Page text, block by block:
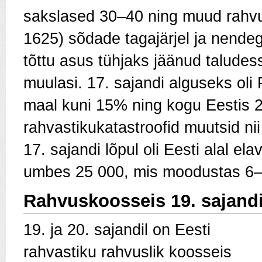
sakslased 30–40 ning muud
1625) sõdade tagajärjel ja
tõttu asus tühjaks jäänud
muulasi. 17. sajandi alguseks oli
maal kuni 15% ning kogu Eestis
rahvastikukatastroofid muutsid
17. sajandi lõpul oli Eesti alal
umbes 25 000, mis moodustas
Rahvuskoosseis 19.
19. ja 20. sajandil on Eesti
rahvastiku rahvuslik koosseis